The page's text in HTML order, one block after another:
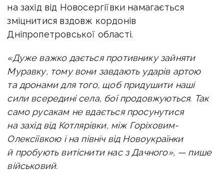
на захід від Новосергіївки намагається
зміцнитися вздовж кордонів
Дніпропетровської області.
«Дуже важко дається противнику зайняти
Муравку, тому вони завдають ударів артою
та дронами для того, щоб придушити наші
сили всередині села, бої продовжуються. Так
само русакам не вдається просунутися
на захід від Котлярівки, між Горіховим-
Олексіївкою і на північ від Новоукраїнки
й пробують витіснити нас з Дачного», — пише
військовий.